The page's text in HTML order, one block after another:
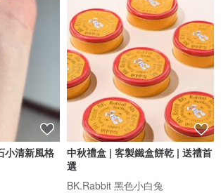
小清新風格
中秋禮盒 | 客製鐵盒餅乾 | 送禮首
選
BK.Rabbit 黑色小白兔